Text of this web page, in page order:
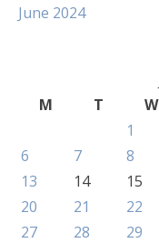
June 2024
M
T W
1
6
7 8
13
14 15
20
21 22
27
28 29